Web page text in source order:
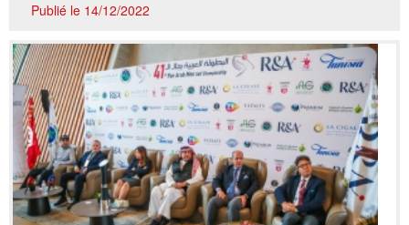
Publié le 14/12/2022